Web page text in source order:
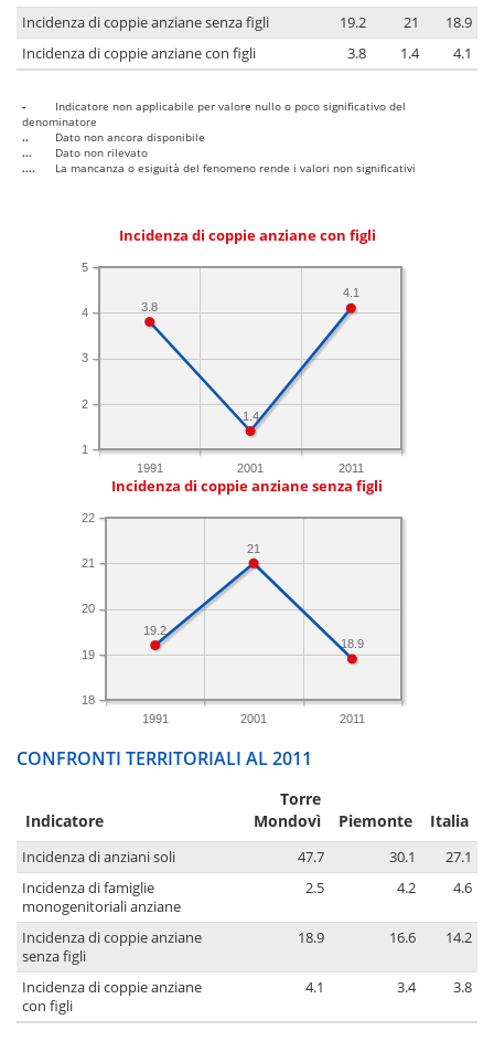
Incidenza di coppie anziane senza figli 19.2 21
18.9
Incidenza di coppie anziane con figli
3.8 1.4 4.1
-
Indicatore non applicabile per valore nullo o poco significativo del
denominatore
..
Dato non ancora disponibile
...
Dato non rilevato
....
La mancanza o esiguità del fenomeno rende i valori non significativi
Incidenza di coppie anziane con figli
1991 2001 2011
1
2
3
4
5
4.1
1.4
3.8
Incidenza di coppie anziane senza figli
1991 2001 2011
18
19
20
21
22
18.9
21
19.2
CONFRONTI TERRITORIALI AL 2011
Indicatore
Torre
Mondovì
Piemonte Italia
Incidenza di anziani soli 47.7 30.1
27.1
Incidenza di famiglie
monogenitoriali anziane
2.5 4.2 4.6
Incidenza di coppie anziane
senza figli
18.9 16.6 14.2
Incidenza di coppie anziane
con figli
4.1 3.4 3.8